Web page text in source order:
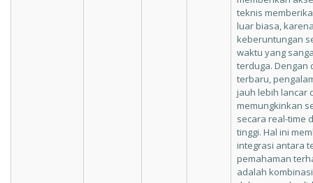
teknis
luar biasa,
keberuntungan
waktu yang
terduga. Dengan
terbaru,
jauh lebih lancar
memungkinkan
secara real-time
tinggi. Hal ini
integrasi antara
pemahaman
adalah